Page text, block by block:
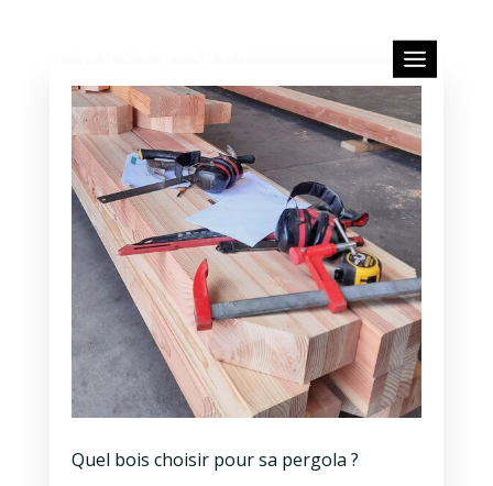
Quel bois choisir pour sa pergola ?